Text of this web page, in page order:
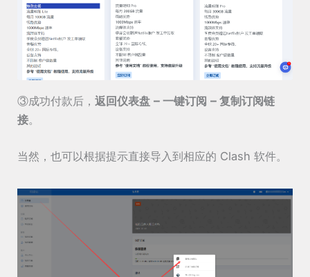
③成功付款后，返回仪表盘 – 一键订阅 – 复制订阅链
接。
当然，也可以根据提示直接导入到相应的 Clash 软件。